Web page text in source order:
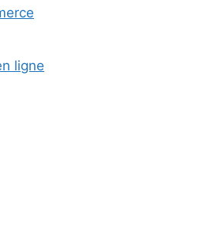
ligne